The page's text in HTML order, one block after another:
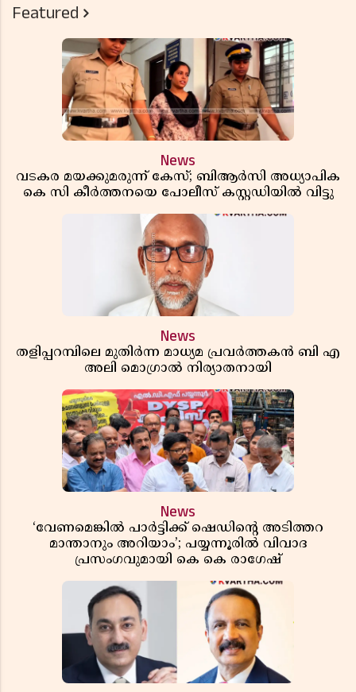
Featured
News
വടകര മയക്കുമരുന്ന് കേസ്; ബിആർസി അധ്യാപിക
കെ സി കീർത്തനയെ പോലീസ് കസ്റ്റഡിയിൽ വിട്ടു
News
തളിപ്പറമ്പിലെ മുതിർന്ന മാധ്യമ പ്രവർത്തകൻ ബി എ
അലി മൊഗ്രാൽ നിര്യാതനായി
News
‘വേണമെങ്കിൽ പാർട്ടിക്ക് ഷെഡിൻ്റെ അടിത്തറ
മാന്താനും അറിയാം’; പയ്യന്നൂരിൽ വിവാദ
പ്രസംഗവുമായി കെ കെ രാഗേഷ്